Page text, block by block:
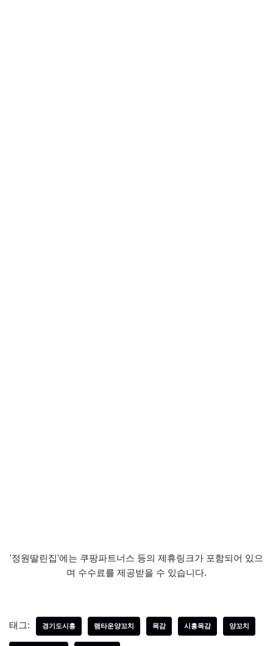
'정원딸린집'에는 쿠팡파트너스 등의 제휴링크가 포함되어 있으
며 수수료를 제공받을 수 있습니다.
태그: 경기도시흥 램타운양꼬치 목감 시흥목감 양꼬치